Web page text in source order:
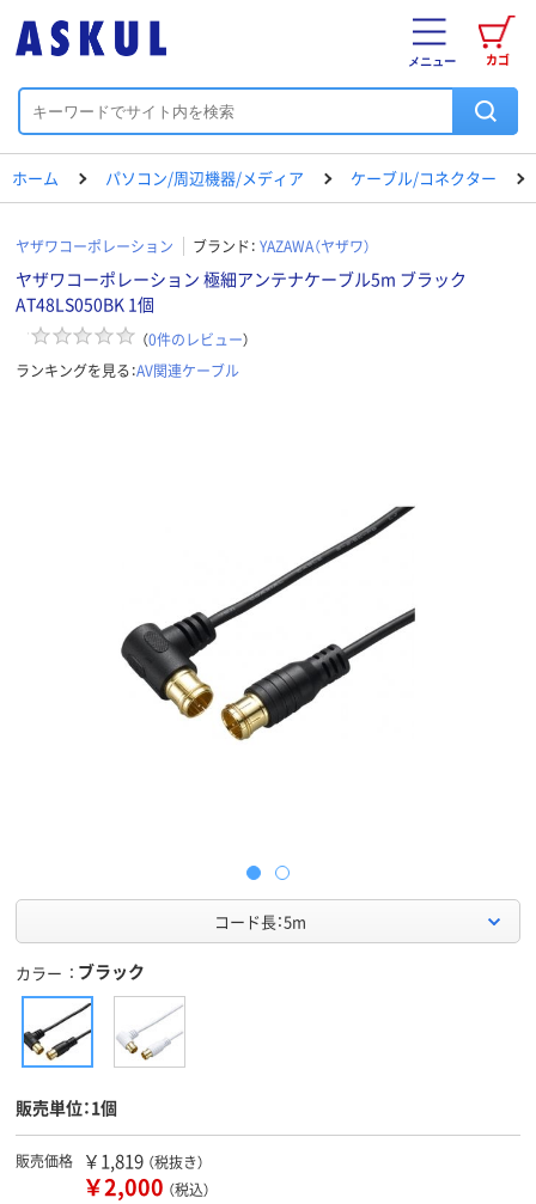
カゴ
メニュー
ホーム パソコン/周辺機器/メディア ケーブル/コネクター
ヤザワコーポレーション ブランド： YAZAWA（ヤザワ）
ヤザワコーポレーション 極細アンテナケーブル5m ブラック
AT48LS050BK 1個
（0件のレビュー）
ランキングを見る：AV関連ケーブル
コード長：5m
カラー ブラック
販売単位：1個
販売価格 ￥1,819 （税抜き）
￥2,000 （税込）